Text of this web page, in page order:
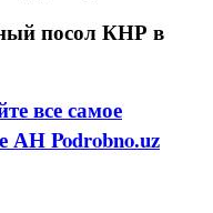
посол КНР в
все самое
АН Podrobno.uz